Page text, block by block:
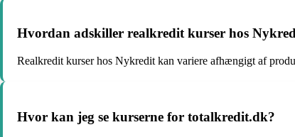
Hvordan adskiller realkredit kurser hos
Realkredit kurser hos Nykredit kan variere afhængigt af
Hvor kan jeg se kurserne for totalkredit.dk?